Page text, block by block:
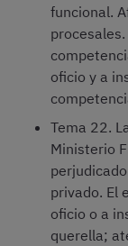
funcional.
oficio y a
Tema 22.
Ministerio
privado. El
oficio o a
querella;